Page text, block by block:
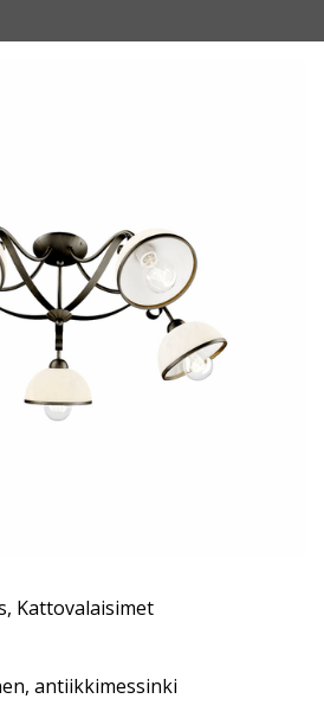
, Kattovalaisimet
antiikkimessinki